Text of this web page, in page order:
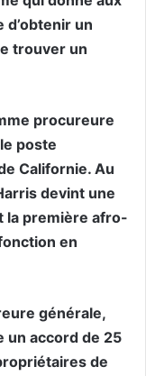
un
trouver un
procureure
poste
Californie. Au
devint une
la première afro-
en
générale,
un accord de 25
de